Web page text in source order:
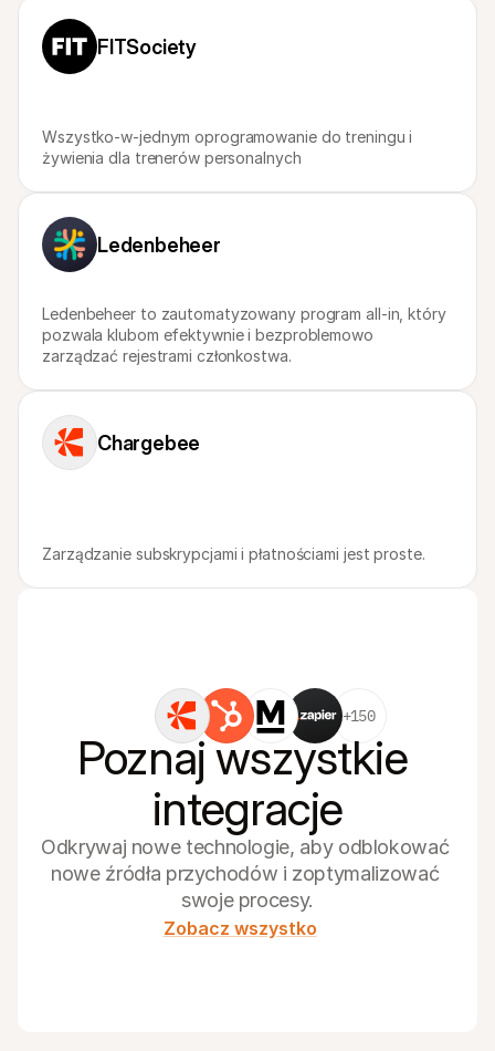
FITSociety
Wszystko-w-jednym oprogramowanie do treningu i
żywienia dla trenerów personalnych
Ledenbeheer
Ledenbeheer to zautomatyzowany program all-in, który
pozwala klubom efektywnie i bezproblemowo
zarządzać rejestrami członkostwa.
Chargebee
Zarządzanie subskrypcjami i płatnościami jest proste.
+150
Poznaj wszystkie
integracje
Odkrywaj nowe technologie, aby odblokować
nowe źródła przychodów i zoptymalizować
swoje procesy.
Zobacz wszystko
Dowiedz się, dlaczego Mollie jest na Twoim wyciągu
bankowym
Dla klientów Mollie